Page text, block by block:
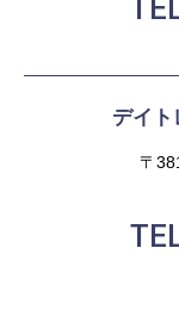
デイト
〒